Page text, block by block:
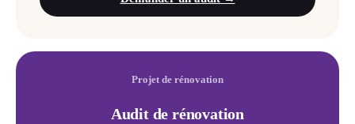
Projet de rénovation
Audit de rénovation